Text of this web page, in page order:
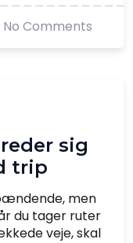
No Comments
sig
trip
men
du tager ruter
veje, skal